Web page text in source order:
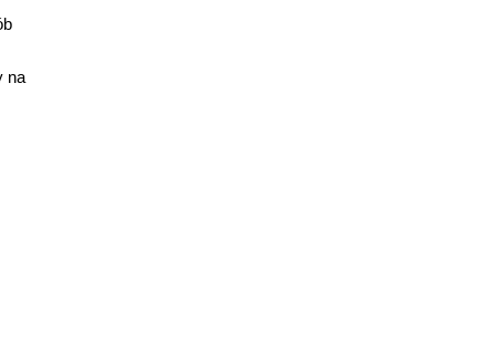
na